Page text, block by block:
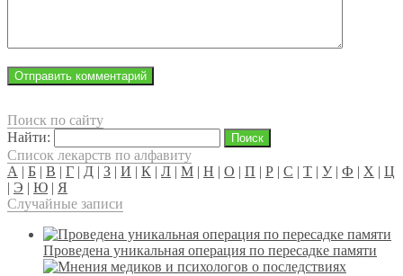
Поиск по сайту
Найти:
Список лекарств по алфавиту
А | Б | В | Г | Д | З | И | К | Л | М | Н | О | П | Р | С | Т | У| Ф | Х | Ц
| Э | Ю | Я
Случайные записи
Проведена уникальная операция по пересадке памяти